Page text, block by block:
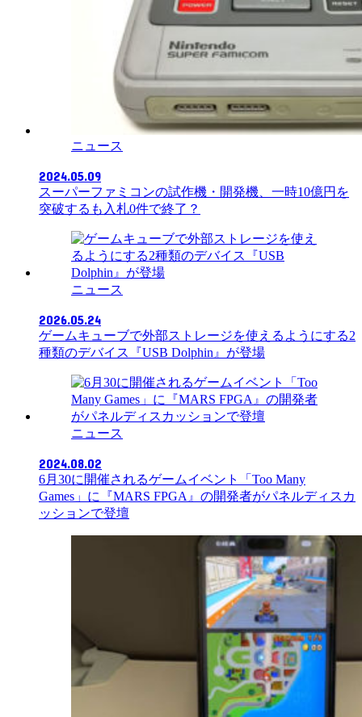
ニュース
2024.05.09
スーパーファミコンの試作機・開発機、一時10億円を
突破するも入札0件で終了？
ニュース
2026.05.24
ゲームキューブで外部ストレージを使えるようにする2
種類のデバイス『USB Dolphin』が登場
ニュース
2024.08.02
6月30に開催されるゲームイベント「Too Many
Games」に『MARS FPGA』の開発者がパネルディスカ
ッションで登壇